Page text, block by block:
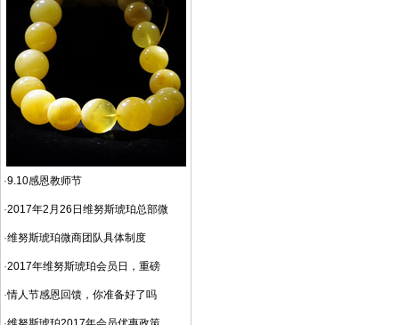
·9.10感恩教师节
·2017年2月26日维努斯琥珀总部微
·维努斯琥珀微商团队具体制度
·2017年维努斯琥珀会员日，重磅
·情人节感恩回馈，你准备好了吗